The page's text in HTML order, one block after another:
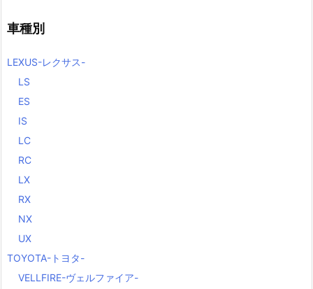
車種別
LEXUS-レクサス-
LS
ES
IS
LC
RC
LX
RX
NX
UX
TOYOTA-トヨタ-
VELLFIRE-ヴェルファイア-